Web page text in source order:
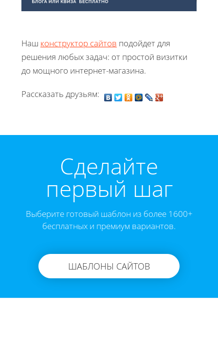
Наш конструктор сайтов подойдет для
решения любых задач: от простой визитки
до мощного интернет-магазина.
Рассказать друзьям:
Cделайте
первый шаг
Выберите готовый шаблон из более 1600+
бесплатных и премиум вариантов.
ШАБЛОНЫ САЙТОВ